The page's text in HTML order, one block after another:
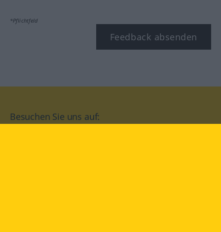
*Pflichtfeld
Feedback absenden
Besuchen Sie uns auf: